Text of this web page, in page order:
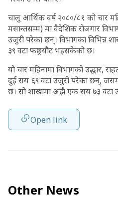
चालु आर्थिक वर्ष २०८०/८१ को चार
मसान्तसम्म) मा वैदेशिक रोजगार
उजुरी परेका छन्। विभागका विभिन्न
३९ वटा फछ्र्यौट भइसकेको छ।
यो चार महिनामा विभागको उद्धार,
दुई सय ६९ वटा उजुरी परेका छन्,
छ। सो शाखामा अझै एक सय ७३ वटा
Open link
Other News